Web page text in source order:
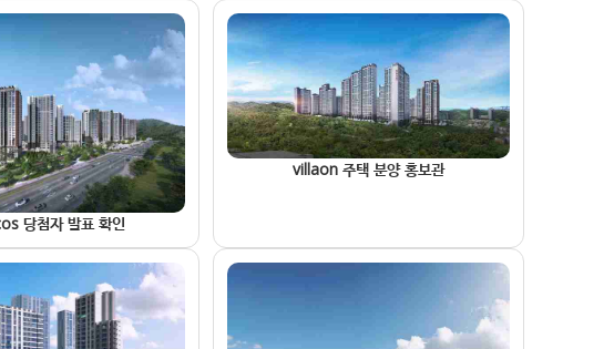
당첨자 발표 확인
villaon 주택 분양 홍보관